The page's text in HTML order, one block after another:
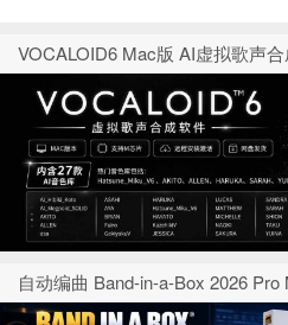
VOCALOID6 Mac版 AI虚拟歌声
自动编曲 Band-in-a-Box 2026 Pro